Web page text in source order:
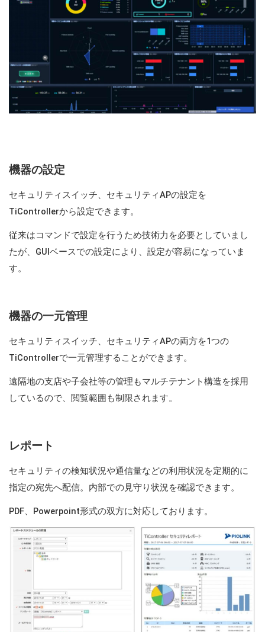
機器の設定
セキュリティスイッチ、セキュリティAPの設定を
TiControllerから設定できます。
従来はコマンドで設定を行うため技術力を必要としていまし
たが、GUIベースでの設定により、設定が容易になっていま
す。
機器の一元管理
セキュリティスイッチ、セキュリティAPの両方を1つの
TiControllerで一元管理することができます。
遠隔地の支店や子会社等の管理もマルチテナント構造を採用
しているので、閲覧範囲も制限されます。
レポート
セキュリティの検知状況や通信量などの利用状況を定期的に
指定の宛先へ配信。内部での見守り状況を確認できます。
PDF、Powerpoint形式の双方に対応しております。